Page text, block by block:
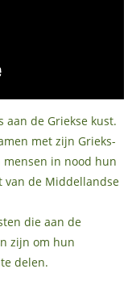
aan de Griekse kust.
met zijn Grieks-
in nood hun
van de Middellandse
die aan de
zijn om hun
delen.